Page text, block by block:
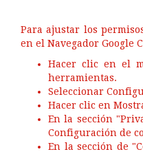
Para ajustar los
en el Navegador Google
Hacer clic en el
herramientas.
Seleccionar
Hacer clic en
En la sección
Configuración de
En la sección de